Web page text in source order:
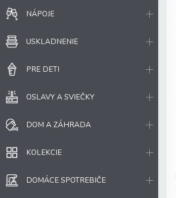
NÁPOJE
USKLADNENIE
PRE DETI
OSLAVY A SVIEČKY
DOM A ZÁHRADA
KOLEKCIE
DOMÁCE SPOTREBIČE